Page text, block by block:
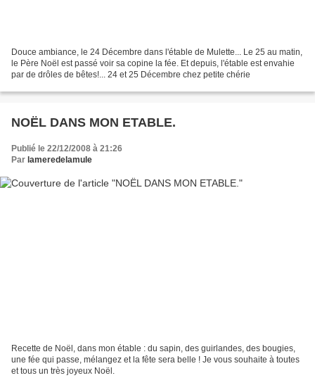
Douce ambiance, le 24 Décembre dans l'étable de Mulette... Le 25 au matin,
le Père Noël est passé voir sa copine la fée. Et depuis, l'étable est envahie
par de drôles de bêtes!... 24 et 25 Décembre chez petite chérie
NOËL DANS MON ETABLE.
Publié le 22/12/2008 à 21:26
Par lameredelamule
Recette de Noël, dans mon étable : du sapin, des guirlandes, des bougies,
une fée qui passe, mélangez et la fête sera belle ! Je vous souhaite à toutes
et tous un très joyeux Noël.